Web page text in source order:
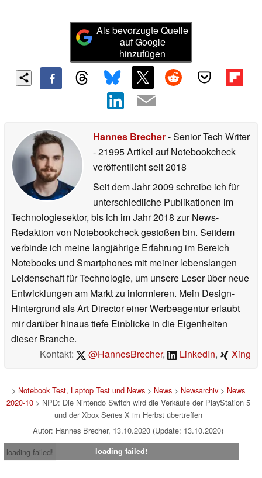
Als bevorzugte Quelle
auf Google
hinzufügen
Hannes Brecher- Senior Tech Writer
- 21995 Artikel auf Notebookcheck
veröffentlichtseit 2018
Seit dem Jahr 2009 schreibe ich für
unterschiedliche Publikationen im
Technologiesektor, bis ich im Jahr 2018 zur News-
Redaktion von Notebookcheck gestoßen bin. Seitdem
verbinde ich meine langjährige Erfahrung im Bereich
Notebooks und Smartphones mit meiner lebenslangen
Leidenschaft für Technologie, um unsere Leser über neue
Entwicklungen am Markt zu informieren. Mein Design-
Hintergrund als Art Director einer Werbeagentur erlaubt
mir darüber hinaus tiefe Einblicke in die Eigenheiten
dieser Branche.
Kontakt:
@HannesBrecher, LinkedIn, Xing
> Notebook Test, Laptop Test und News> News> Newsarchiv> News
2020-10> NPD: Die Nintendo Switch wird die Verkäufe der PlayStation 5
und der Xbox Series X im Herbst übertreffen
Autor: Hannes Brecher, 13.10.2020 (Update: 13.10.2020)
loading failed!
loading failed!